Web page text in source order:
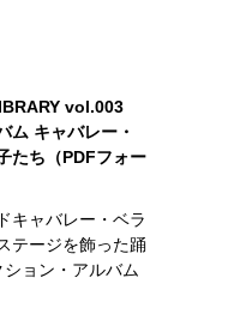
vol.003
ム キャバレー・
たち（PDFフォー
キャバレー・ベラ
テージを飾った踊
ョン・アルバム